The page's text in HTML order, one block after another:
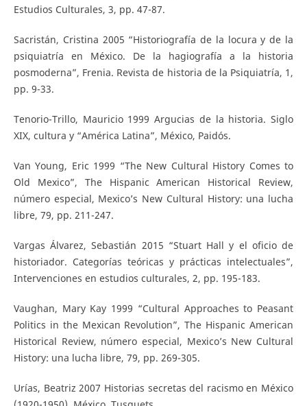
Estudios Culturales, 3, pp. 47-87.
Sacristán, Cristina 2005 “Historiografía de la locura y de la
psiquiatría en México. De la hagiografía a la historia
posmoderna”, Frenia. Revista de historia de la Psiquiatría, 1,
pp. 9-33.
Tenorio-Trillo, Mauricio 1999 Argucias de la historia. Siglo
XIX, cultura y “América Latina”, México, Paidós.
Van Young, Eric 1999 “The New Cultural History Comes to
Old Mexico”, The Hispanic American Historical Review,
número especial, Mexico’s New Cultural History: una lucha
libre, 79, pp. 211-247.
Vargas Álvarez, Sebastián 2015 “Stuart Hall y el oficio de
historiador. Categorías teóricas y prácticas intelectuales”,
Intervenciones en estudios culturales, 2, pp. 195-183.
Vaughan, Mary Kay 1999 “Cultural Approaches to Peasant
Politics in the Mexican Revolution”, The Hispanic American
Historical Review, número especial, Mexico’s New Cultural
History: una lucha libre, 79, pp. 269-305.
Urías, Beatriz 2007 Historias secretas del racismo en México